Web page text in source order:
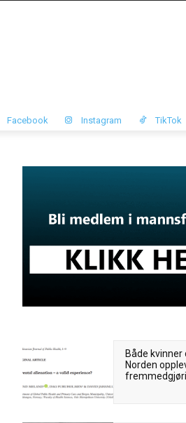
Facebook Instagram TikTok
Både kvinner
Norden